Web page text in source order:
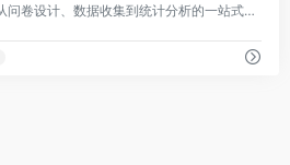
腾讯问卷提供了从问卷设计、数据收集到统计分析的一站式专业调查研究能力，平台还有超百万的在线回答小组成员，可以提供高效、精准的问卷有偿投放服务，已经被广泛应用在调查研究、表单、投票、考试等工作和学习场景，满足政府、企业、学校、团队组织等各类用户数据收集和统计分析的使用需要。腾讯问卷对通用的基础功能是永久免费的，也可以根据自身使用需求选择有更多个性化高级功能和服务的付费高级版、尊享版、旗舰版。